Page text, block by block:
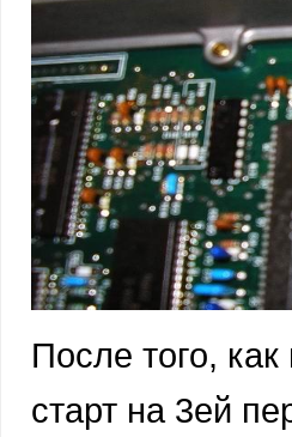
После того,
старт на 3ей